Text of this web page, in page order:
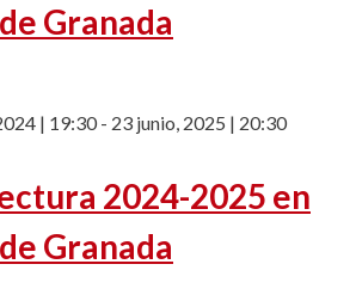
Granada
| 19:30- 23 junio, 2025 | 20:30
2024-2025 en
Granada